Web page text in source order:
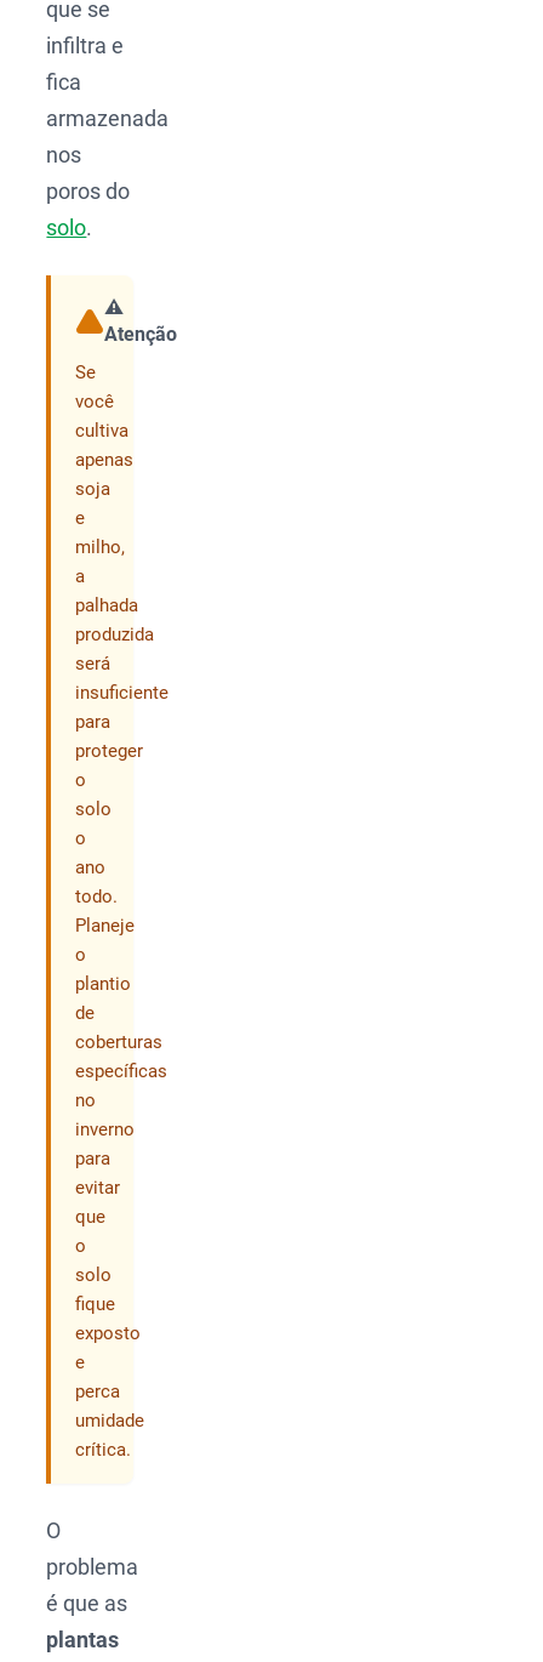
que se
infiltra e
fica
armazenada
nos
poros do
solo.
⚠️
Atenção
Se
você
cultiva
apenas
soja
e
milho,
a
palhada
produzida
será
insuficiente
para
proteger
o
solo
o
ano
todo.
Planeje
o
plantio
de
coberturas
específicas
no
inverno
para
evitar
que
o
solo
fique
exposto
e
perca
umidade
crítica.
O
problema
é que as
plantas